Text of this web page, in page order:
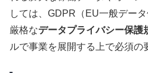
しては、GDPR（EU一般デー
厳格なデータプライバシー保護
ルで事業を展開する上で必須の